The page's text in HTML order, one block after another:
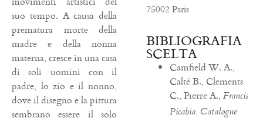
suo tempo. A causa della
prematura morte della
madre e della nonna
materna, cresce in una casa
di soli uomini con il
padre, lo zio e il nonno,
dove il disegno e la pittura
sembrano essere il solo
75002 Paris
BIBLIOGRAFIA
SCELTA
Camfield W. A.,
Calté B., Clements
C., Pierre A., Francis
Picabia. Catalogue